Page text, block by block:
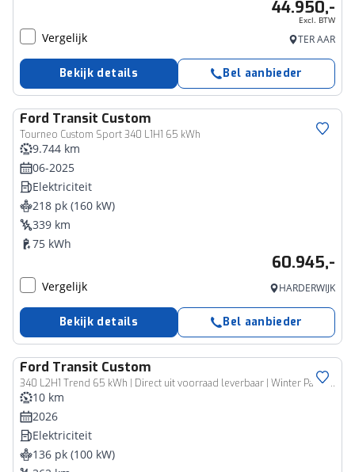
44.950,-
Excl. BTW
Vergelijk TER AAR
Bekijk details Bel aanbieder
Ford Transit Custom
Tourneo Custom Sport 340 L1H1 65 kWh
9.744 km
06-2025
Elektriciteit
218 pk (160 kW)
339 km
75 kWh
60.945,-
Vergelijk HARDERWIJK
Bekijk details Bel aanbieder
Ford Transit Custom
340 L2H1 Trend 65 kWh | Direct uit voorraad leverbaar | Winter Pack | Driver Assistance Pack | Achteruitrijcamera | Apple Carplay & Android Auto |
Zakelijk voertuig
10 km
2026
Elektriciteit
136 pk (100 kW)